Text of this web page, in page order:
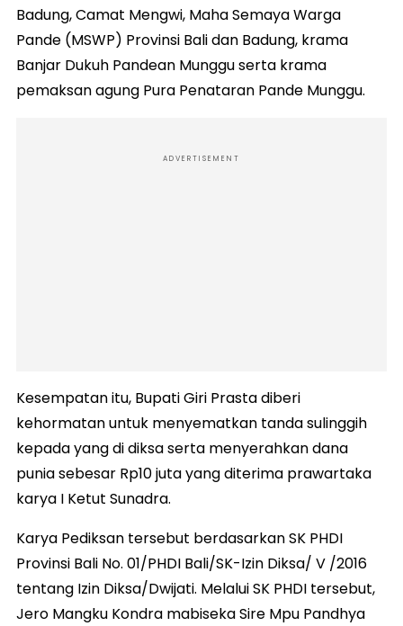
Badung, Camat Mengwi, Maha Semaya Warga
Pande (MSWP) Provinsi Bali dan Badung, krama
Banjar Dukuh Pandean Munggu serta krama
pemaksan agung Pura Penataran Pande Munggu.
ADVERTISEMENT
Kesempatan itu, Bupati Giri Prasta diberi
kehormatan untuk menyematkan tanda sulinggih
kepada yang di diksa serta menyerahkan dana
punia sebesar Rp10 juta yang diterima prawartaka
karya I Ketut Sunadra.
Karya Pediksan tersebut berdasarkan SK PHDI
Provinsi Bali No. 01/PHDI Bali/SK-Izin Diksa/ V /2016
tentang Izin Diksa/Dwijati. Melalui SK PHDI tersebut,
Jero Mangku Kondra mabiseka Sire Mpu Pandhya